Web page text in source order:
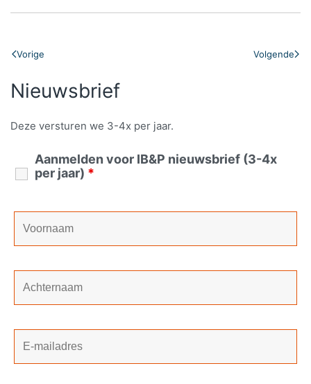
Vorige Volgende
Nieuwsbrief
Deze versturen we 3-4x per jaar.
Aanmelden voor IB&P nieuwsbrief (3-4x
per jaar) *